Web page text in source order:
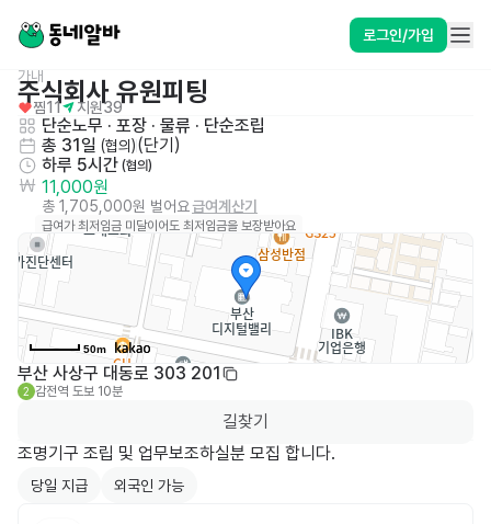
로그인/가입
가내
주식회사 유원피팅
찜11 지원39
단순노무 · 포장 · 물류 · 단순조립
총 31일 (협의)(단기 )
하루 5시간 (협의)
11,000원
총 1,705,000원 벌어요급여계산기
급여가 최저임금 미달이어도 최저임금을 보장받아요
50m
부산 사상구 대동로 303 201
2 감전역 도보 10분
길찾기
조명기구 조립 및 업무보조하실분 모집 합니다.
당일 지급 외국인 가능